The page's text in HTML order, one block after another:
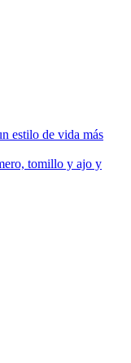
estilo de vida más
tomillo y ajo y